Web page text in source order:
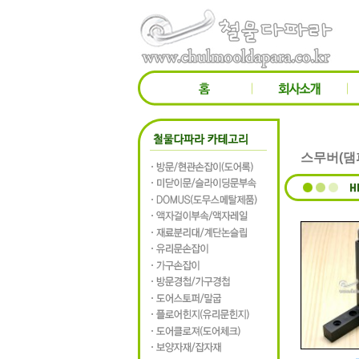
스무버(댐